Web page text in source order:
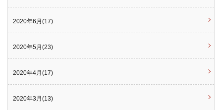
2020年6月(17)
2020年5月(23)
2020年4月(17)
2020年3月(13)